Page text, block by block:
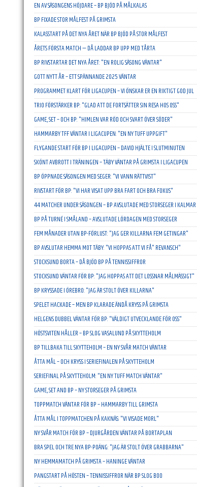
EN AV SÄSONGENS HÖJDARE – BP BJÖD PÅ MÅLKALAS
BP FIXADE STOR MÅLFEST PÅ GRIMSTA
KALASSTART PÅ DET NYA ÅRET NÄR BP BJÖD PÅ STOR MÅLFEST
ÅRETS FÖRSTA MATCH — DÅ LADDAR BP UPP MED TÅRTA
BP RIVSTARTAR DET NYA ÅRET: "EN ROLIG SÄSONG VÄNTAR"
GOTT NYTT ÅR – ETT SPÄNNANDE 2025 VÄNTAR
PROGRAMMET KLART FÖR LIGACUPEN – VI ÖNSKAR ER EN RIKTIGT GOD JUL
TRIO FÖRSTÄRKER BP: "GLAD ATT DE FORTSÄTTER SIN RESA HOS OSS"
GAME, SET – OCH BP: "HIMLEN VAR RÖD OCH SVART ÖVER SÖDER"
HAMMARBY TFF VÄNTAR I LIGACUPEN: "EN NY TUFF UPPGIFT"
FLYGANDE START FÖR BP I LIGACUPEN – DAVID HJÄLTE I SLUTMINUTEN
SKÖNT AVBROTT I TRÄNINGEN – TÄBY VÄNTAR PÅ GRIMSTA I LIGACUPEN
BP ÖPPNADE SÄSONGEN MED SEGER: "VI VANN RÄTTVIST"
RIVSTART FÖR BP: "VI HAR VISAT UPP BRA FART OCH BRA FOKUS"
44 MATCHER UNDER SÄSONGEN – BP AVSLUTADE MED STORSEGER I KALMAR
BP PÅ TURNÉ I SMÅLAND – AVSLUTADE LÖRDAGEN MED STORSEGER
FEM MÅNADER UTAN BP-FÖRLUST: "JAG GER KILLARNA FEM GETINGAR"
BP AVSLUTAR HEMMA MOT TÄBY: "VI HOPPAS ATT VI FÅ" REVANSCH"
STOCKSUND BORTA – DÅ BJÖD BP PÅ TENNISSIFFROR
STOCKSUND VÄNTAR FÖR BP: "JAG HOPPAS ATT DET LOSSNAR MÅLMÄSSIGT"
BP KRYSSADE I ÖREBRO: "JAG ÄR STOLT ÖVER KILLARNA"
SPELET HACKADE – MEN BP KLARADE ÄNDÅ KRYSS PÅ GRIMSTA
HELGENS DUBBEL VÄNTAR FÖR BP: "VÄLDIGT UTVECKLANDE FÖR OSS"
HÖSTSVITEN HÅLLER – BP SLOG VASALUND PÅ SKYTTEHOLM
BP TILLBAKA TILL SKYTTEHOLM – EN NY SVÅR MATCH VÄNTAR
ÅTTA MÅL – OCH KRYSS I SERIEFINALEN PÅ SKYTTEHOLM
SERIEFINAL PÅ SKYTTEHOLM: "EN NY TUFF MATCH VÄNTAR"
GAME, SET AND BP – NY STORSEGER PÅ GRIMSTA
TOPPMATCH VÄNTAR FÖR BP – HAMMARBY TILL GRIMSTA
ÅTTA MÅL I TOPPMATCHEN PÅ KAKNÄS: "VI VISADE MORL"
NY SVÅR MATCH FÖR BP – DJURGÅRDEN VÄNTAR PÅ BORTAPLAN
BRA SPEL OCH TRE NYA BP-POÄNG: "JAG ÄR STOLT ÖVER GRABBARNA"
NY HEMMAMATCH PÅ GRIMSTA – HANINGE VÄNTAR
PANGSTART PÅ HÖSTEN – TENNISSIFFROR NÄR BP SLOG BOO